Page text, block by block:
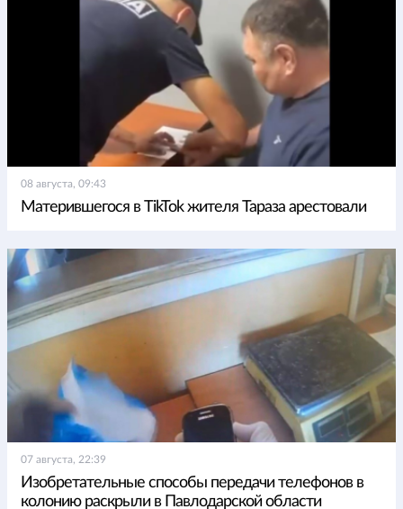
08 августа, 09:43
Матерившегося в TikTok жителя Тараза арестовали
07 августа, 22:39
Изобретательные способы передачи телефонов в
колонию раскрыли в Павлодарской области